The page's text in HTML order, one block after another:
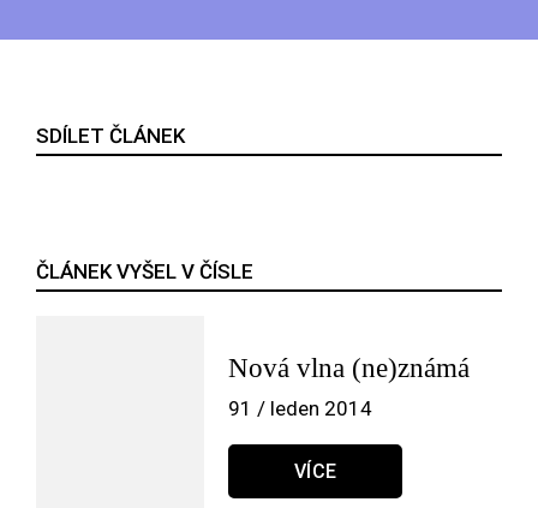
SDÍLET ČLÁNEK
ČLÁNEK VYŠEL V ČÍSLE
Nová vlna (ne)známá
91 / leden 2014
VÍCE